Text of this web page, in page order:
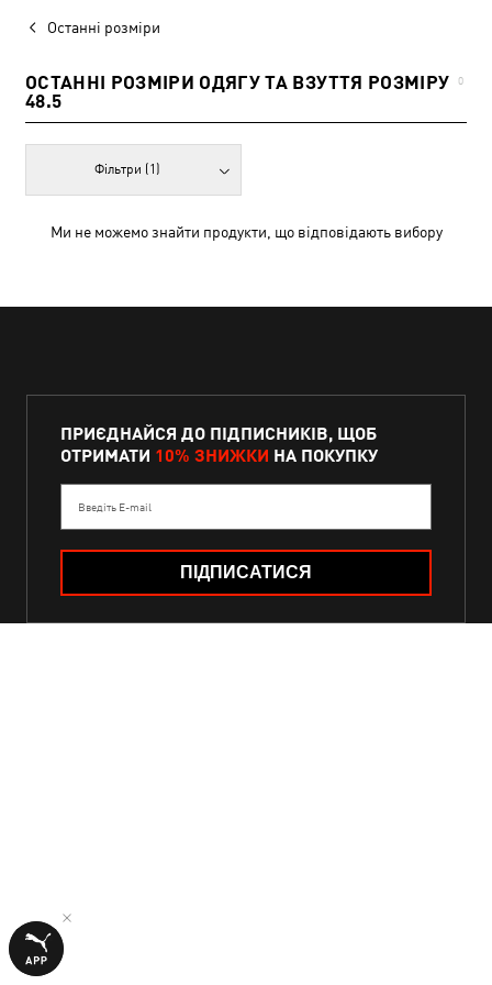
Останні розміри
ОСТАННІ РОЗМІРИ ОДЯГУ ТА ВЗУТТЯ РОЗМІРУ
48.5
0
Фільтри (1)
Ми не можемо знайти продукти, що відповідають вибору
ПРИЄДНАЙСЯ ДО ПІДПИСНИКІВ, ЩОБ
ОТРИМАТИ 10% ЗНИЖКИ НА ПОКУПКУ
Введіть E-mail
ПІДПИСАТИСЯ